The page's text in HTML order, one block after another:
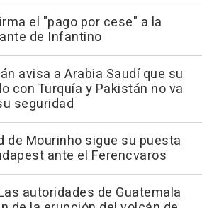
el "pago por cese" a la
de Infantino
avisa a Arabia Saudí que su
con Turquía y Pakistán no va
seguridad
de Mourinho sigue su puesta
ante el Ferencvaros
autoridades de Guatemala